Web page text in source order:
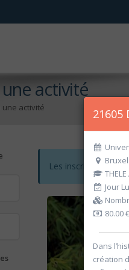
activité
une activité
Les inscriptions
21605
Jour
80.00 €
Dans
création